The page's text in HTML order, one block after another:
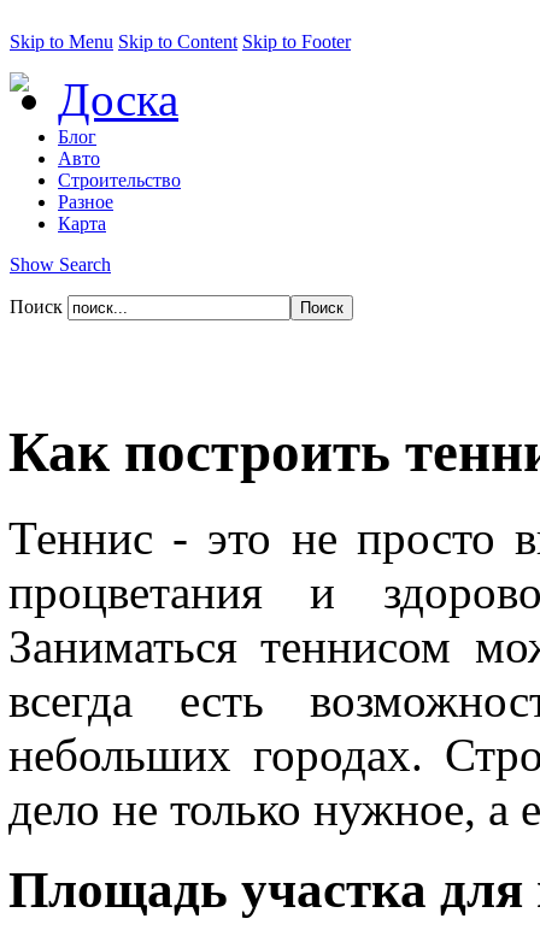
Skip to Menu Skip to Content Skip to Footer
Доска
Блог
Авто
Строительство
Разное
Карта
Show Search
Поиск
Как построить
Теннис - это не просто
процветания и
Заниматься теннисом
всегда есть
небольших городах.
дело не только нужное,
Площадь участка для